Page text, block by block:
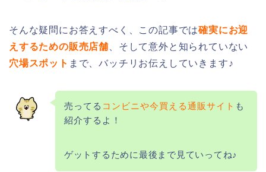
そんな疑問にお答えすべく、この記事では確実にお迎
えするための販売店舗 、そして意外と知られていない
穴場スポット まで、バッチリお伝えしていきます♪
売ってる コンビニや今買える通販サイト も
紹介するよ！
ゲットするために最後まで見ていってね♪